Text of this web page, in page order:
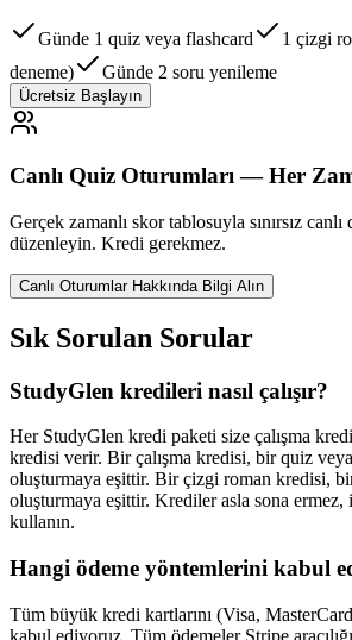
Günde 1 quiz veya flashcard
1 çizgi
deneme)
Günde 2 soru yenileme
Ücretsiz Başlayın
Canlı Quiz Oturumları — Her
Gerçek zamanlı skor tablosuyla sınırsız canlı
düzenleyin. Kredi gerekmez.
Canlı Oturumlar Hakkında Bilgi Alın
Sık Sorulan Sorular
StudyGlen kredileri nasıl çalışır?
Her StudyGlen kredi paketi size çalışma
kredisi verir. Bir çalışma kredisi, bir quiz
oluşturmaya eşittir. Bir çizgi roman kredisi,
oluşturmaya eşittir. Krediler asla sona ermez,
kullanın.
Hangi ödeme yöntemlerini kabul
Tüm büyük kredi kartlarını (Visa,
kabul ediyoruz. Tüm ödemeler Stripe